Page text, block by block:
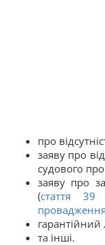
про
заяву про
судового
заяву про
(стаття 39
провадження
гарантійний
та інші.